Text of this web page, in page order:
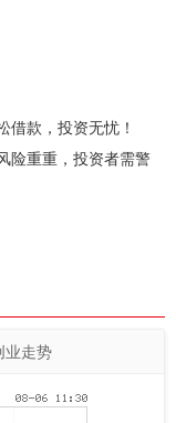
借款，投资无忧！
险重重，投资者需警
业走势